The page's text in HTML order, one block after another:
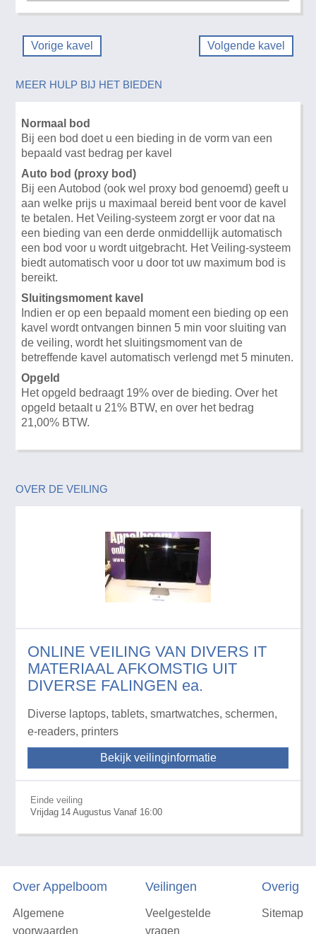
Vorige kavel Volgende kavel
MEER HULP BIJ HET BIEDEN
Normaal bod
Bij een bod doet u een bieding in de vorm van een
bepaald vast bedrag per kavel
Auto bod (proxy bod)
Bij een Autobod (ook wel proxy bod genoemd) geeft u
aan welke prijs u maximaal bereid bent voor de kavel
te betalen. Het Veiling-systeem zorgt er voor dat na
een bieding van een derde onmiddellijk automatisch
een bod voor u wordt uitgebracht. Het Veiling-systeem
biedt automatisch voor u door tot uw maximum bod is
bereikt.
Sluitingsmoment kavel
Indien er op een bepaald moment een bieding op een
kavel wordt ontvangen binnen 5 min voor sluiting van
de veiling, wordt het sluitingsmoment van de
betreffende kavel automatisch verlengd met 5 minuten.
Opgeld
Het opgeld bedraagt 19% over de bieding. Over het
opgeld betaalt u 21% BTW, en over het bedrag
21,00% BTW.
OVER DE VEILING
ONLINE VEILING VAN DIVERS IT
MATERIAAL AFKOMSTIG UIT
DIVERSE FALINGEN ea.
Diverse laptops, tablets, smartwatches, schermen,
e-readers, printers
Bekijk veilinginformatie
Einde veiling
Vrijdag 14 Augustus Vanaf 16:00
Over Appelboom
Algemene
voorwaarden
Veilingen
Veelgestelde
vragen
Overig
Sitemap